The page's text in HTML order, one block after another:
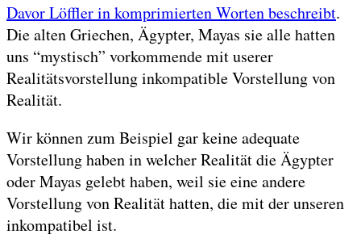
Davor Löffler in komprimierten Worten beschreibt.
Die alten Griechen, Ägypter, Mayas sie alle hatten
uns “mystisch” vorkommende mit userer
Realitätsvorstellung inkompatible Vorstellung von
Realität.
Wir können zum Beispiel gar keine adequate
Vorstellung haben in welcher Realität die Ägypter
oder Mayas gelebt haben, weil sie eine andere
Vorstellung von Realität hatten, die mit der unseren
inkompatibel ist.